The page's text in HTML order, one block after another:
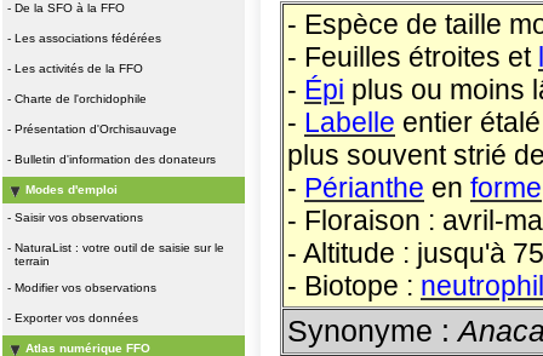
- De la SFO à la FFO
- Les associations fédérées
- Les activités de la FFO
- Charte de l'orchidophile
- Présentation d'Orchisauvage
- Bulletin d'information des donateurs
Modes d'emploi
- Saisir vos observations
- NaturaList : votre outil de saisie sur le
terrain
- Modifier vos observations
- Exporter vos données
Atlas numérique FFO
- Espèce de taille
- Feuilles étroites et
- Épi plus ou moins
- Labelle entier
plus souvent strié
- Périanthe en forme
- Floraison : avril-
- Altitude : jusqu'à
- Biotope :
Synonyme :